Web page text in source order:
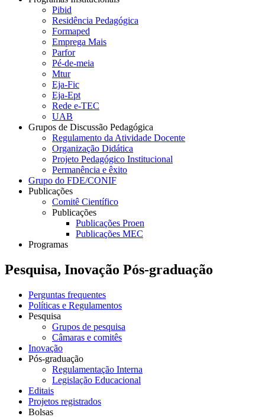
Pibid
Residência Pedagógica
Formaped
Emprega Mais
Parfor
Pé-de-meia
Mtur
Eja-Fic
Eja-Ept
Rede e-TEC
UAB
Grupos de Discussão Pedagógica
Regulamento da Atividade Docente
Organização Didática
Projeto Pedagógico Institucional
Permanência e êxito
Grupo do FDE/CONIF
Publicações
Comitê Científico
Publicações
Publicações Proen
Publicações MEC
Programas
Pesquisa, Inovação Pós-graduação
Perguntas frequentes
Políticas e Regulamentos
Pesquisa
Grupos de pesquisa
Câmaras e comitês
Inovação
Pós-graduação
Regulamentação Interna
Legislação Educacional
Editais
Projetos registrados
Bolsas